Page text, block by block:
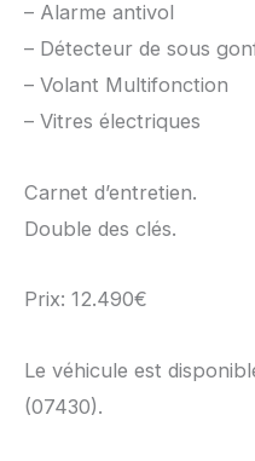
– Alarme antivol
– Détecteur de sous
– Volant Multifonction
– Vitres électriques
Carnet d’entretien.
Double des clés.
Prix: 12.490€
Le véhicule est
(07430).